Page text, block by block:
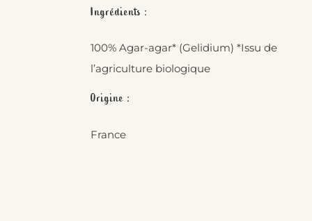
Ingrédients :
100% Agar-agar* (Gelidium) *Issu de
l’agriculture biologique
Origine :
France